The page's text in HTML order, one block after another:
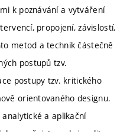
k poznávání a vytváření
propojení, závislostí,
metod a technik částečně
postupů tzv.
postupy tzv. kritického
orientovaného designu.
a aplikační